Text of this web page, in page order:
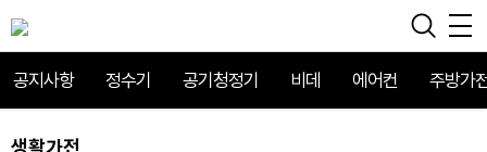
공지사항 정수기 공기청정기 비데 에어컨 주방가
생활가전